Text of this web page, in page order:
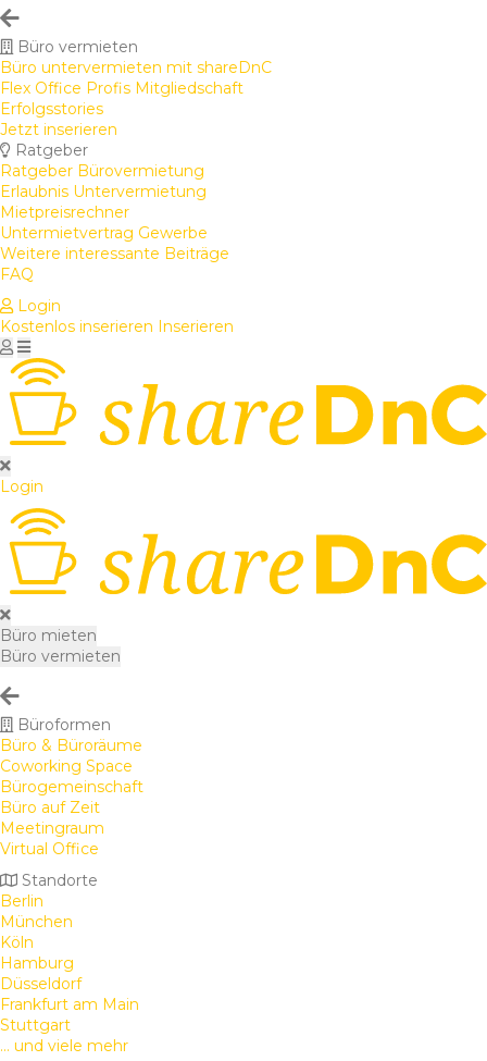
Büro vermieten
Büro untervermieten mit shareDnC
Flex Office Profis Mitgliedschaft
Erfolgsstories
Jetzt inserieren
Ratgeber
Ratgeber Bürovermietung
Erlaubnis Untervermietung
Mietpreisrechner
Untermietvertrag Gewerbe
Weitere interessante Beiträge
FAQ
Login
Kostenlos inserieren Inserieren
Login
Büro mieten
Büro vermieten
Büroformen
Büro & Büroräume
Coworking Space
Bürogemeinschaft
Büro auf Zeit
Meetingraum
Virtual Office
Standorte
Berlin
München
Köln
Hamburg
Düsseldorf
Frankfurt am Main
Stuttgart
... und viele mehr